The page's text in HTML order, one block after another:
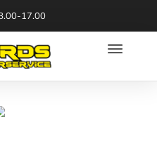
17.00